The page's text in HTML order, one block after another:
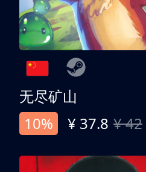
无尽矿山
10%
¥ 37.8 ¥ 42